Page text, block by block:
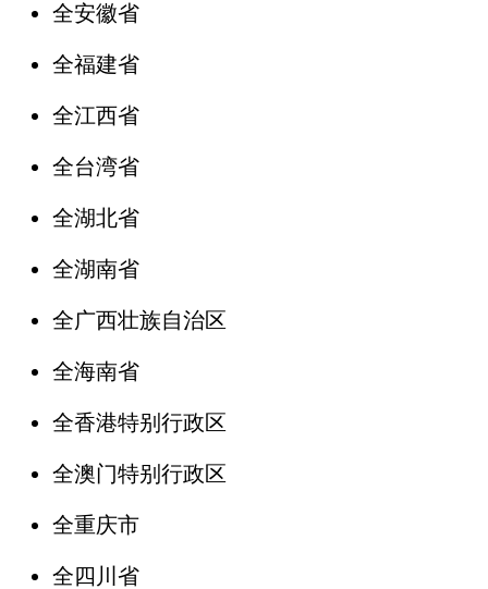
全安徽省
全福建省
全江西省
全台湾省
全湖北省
全湖南省
全广西壮族自治区
全海南省
全香港特别行政区
全澳门特别行政区
全重庆市
全四川省